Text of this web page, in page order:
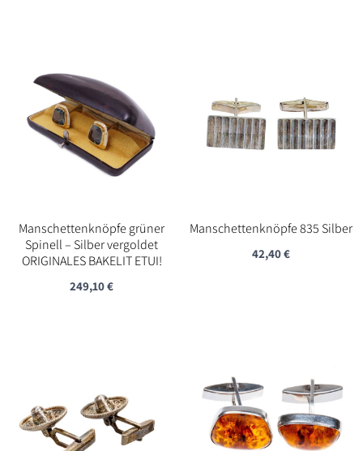
Manschettenknöpfe grüner
Spinell – Silber vergoldet
ORIGINALES BAKELIT ETUI!
249,10€
Manschettenknöpfe 835 Silber
42,40€